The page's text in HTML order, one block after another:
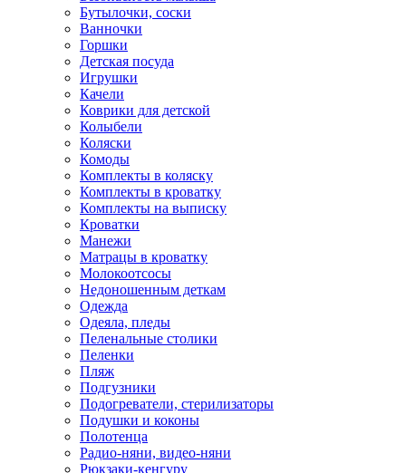
Бутылочки, соски
Ванночки
Горшки
Детская посуда
Игрушки
Качели
Коврики для детской
Колыбели
Коляски
Комоды
Комплекты в коляску
Комплекты в кроватку
Комплекты на выписку
Кроватки
Манежи
Матрацы в кроватку
Молокоотсосы
Недоношенным деткам
Одежда
Одеяла, пледы
Пеленальные столики
Пеленки
Пляж
Подгузники
Подогреватели, стерилизаторы
Подушки и коконы
Полотенца
Радио-няни, видео-няни
Рюкзаки-кенгуру